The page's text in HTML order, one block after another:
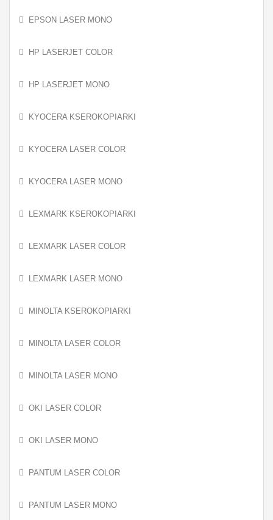
EPSON LASER MONO
HP LASERJET COLOR
HP LASERJET MONO
KYOCERA KSEROKOPIARKI
KYOCERA LASER COLOR
KYOCERA LASER MONO
LEXMARK KSEROKOPIARKI
LEXMARK LASER COLOR
LEXMARK LASER MONO
MINOLTA KSEROKOPIARKI
MINOLTA LASER COLOR
MINOLTA LASER MONO
OKI LASER COLOR
OKI LASER MONO
PANTUM LASER COLOR
PANTUM LASER MONO